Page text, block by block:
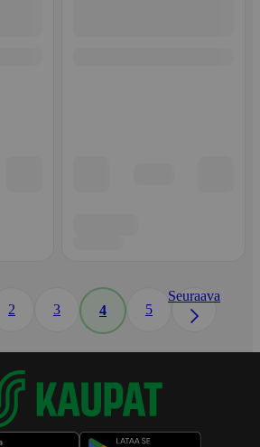
2 3 4 5
Seuraava